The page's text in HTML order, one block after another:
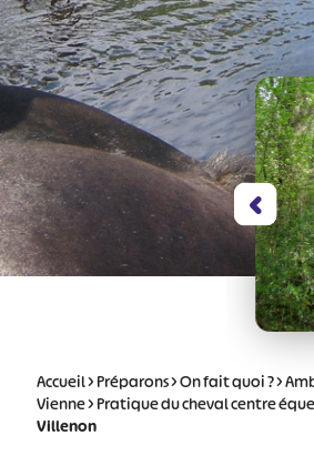
Accueil>Préparons>On fait quoi ?>
Vienne>Pratique du cheval centre
Villenon